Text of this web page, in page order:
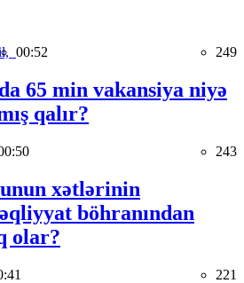
00:52 249
65 min vakansiya niyə
qalır?
243
xətlərinin
böhranından
olar?
221